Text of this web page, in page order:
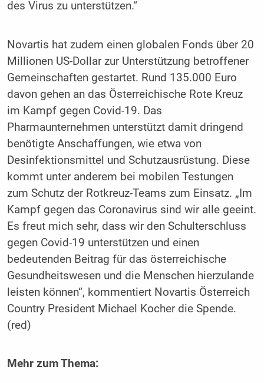
des Virus zu unterstützen.“
Novartis hat zudem einen globalen Fonds über 20
Millionen US-Dollar zur Unterstützung betroffener
Gemeinschaften gestartet. Rund 135.000 Euro
davon gehen an das Österreichische Rote Kreuz
im Kampf gegen Covid-19. Das
Pharmaunternehmen unterstützt damit dringend
benötigte Anschaffungen, wie etwa von
Desinfektionsmittel und Schutzausrüstung. Diese
kommt unter anderem bei mobilen Testungen
zum Schutz der Rotkreuz-Teams zum Einsatz. „Im
Kampf gegen das Coronavirus sind wir alle geeint.
Es freut mich sehr, dass wir den Schulterschluss
gegen Covid-19 unterstützen und einen
bedeutenden Beitrag für das österreichische
Gesundheitswesen und die Menschen hierzulande
leisten können“, kommentiert Novartis Österreich
Country President Michael Kocher die Spende.
(red)
Mehr zum Thema: